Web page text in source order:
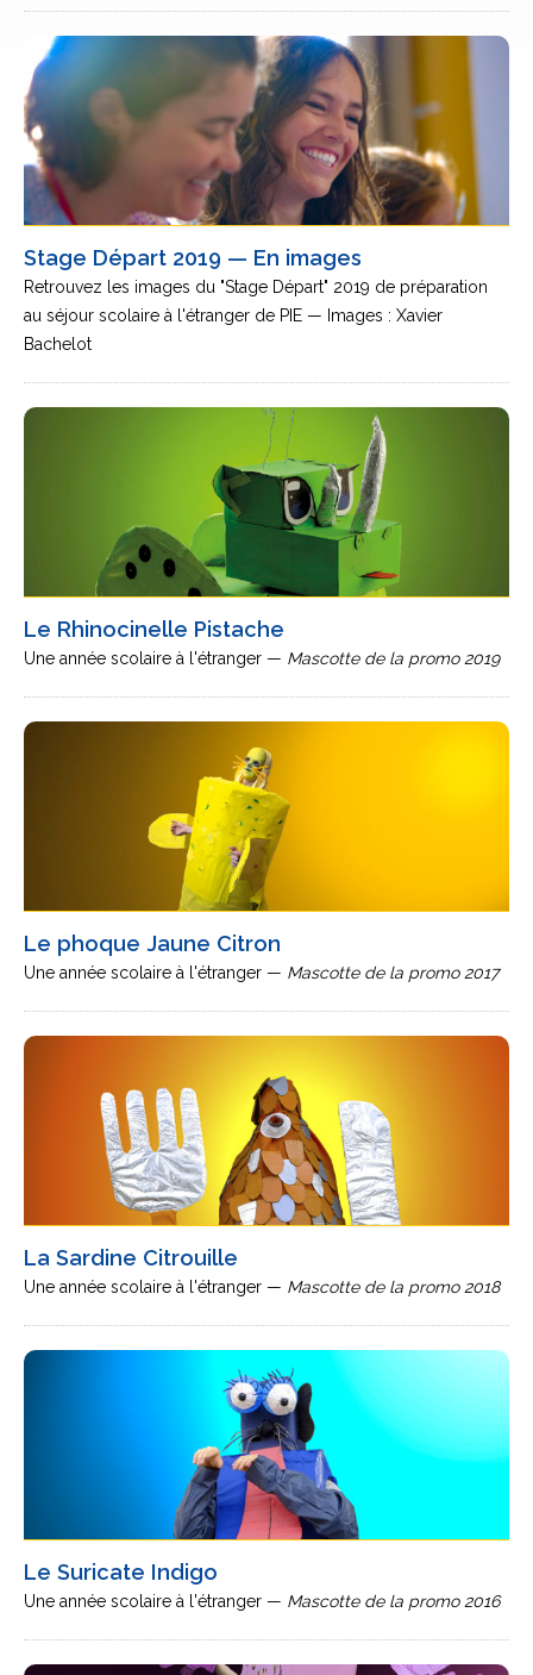
Stage Départ 2019 — En images
Retrouvez les images du "Stage Départ" 2019 de préparation
au séjour scolaire à l'étranger de PIE — Images : Xavier
Bachelot
Le Rhinocinelle Pistache
Une année scolaire à l'étranger — Mascotte de la promo 2019
Le phoque Jaune Citron
Une année scolaire à l'étranger — Mascotte de la promo 2017
La Sardine Citrouille
Une année scolaire à l'étranger — Mascotte de la promo 2018
Le Suricate Indigo
Une année scolaire à l'étranger — Mascotte de la promo 2016